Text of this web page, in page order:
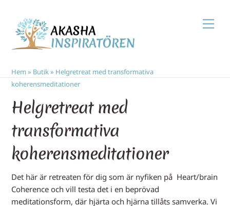
content
Hem » Butik» Helgretreat med transformativa
koherensmeditationer
Helgretreat med
transformativa
koherensmeditationer
Det här är retreaten för dig som är nyfiken på Heart/brain
Coherence och vill testa det i en beprövad
meditationsform, där hjärta och hjärna tillåts samverka. Vi